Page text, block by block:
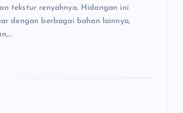
tekstur renyahnya. Hidangan ini
dengan berbagai bahan lainnya,